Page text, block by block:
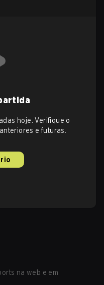
hoje. Verifique o
e futuras.
na web e em